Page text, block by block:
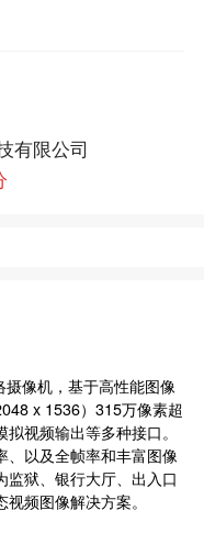
有限公司
像机，基于高性能图像
x 1536）315万像素超
视频输出等多种接口。
、以及全帧率和丰富图像
狱、银行大厅、出入口
频图像解决方案。